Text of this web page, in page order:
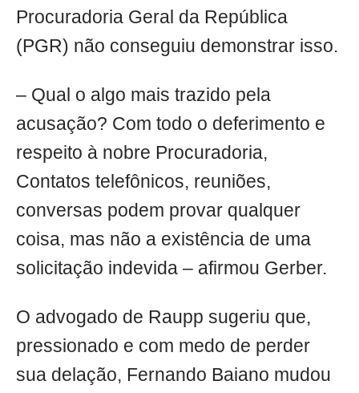
Procuradoria Geral da República
(PGR) não conseguiu demonstrar isso.
– Qual o algo mais trazido pela
acusação? Com todo o deferimento e
respeito à nobre Procuradoria,
Contatos telefônicos, reuniões,
conversas podem provar qualquer
coisa, mas não a existência de uma
solicitação indevida – afirmou Gerber.
O advogado de Raupp sugeriu que,
pressionado e com medo de perder
sua delação, Fernando Baiano mudou